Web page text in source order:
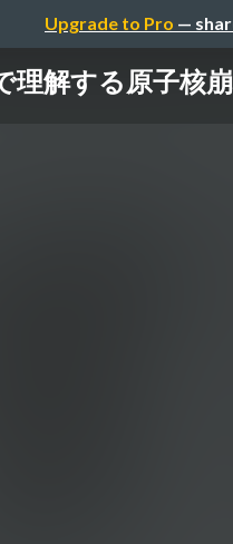
Upgrade to Pro —
理解する原子核